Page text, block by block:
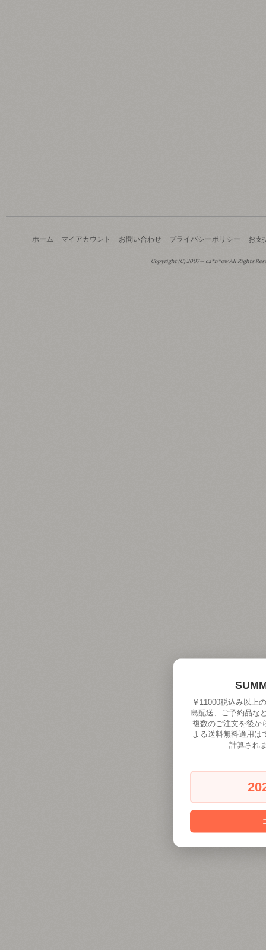
ホーム マイアカウント お問い合わせ プライバシーポリシー お支
Copyright (C) 2007～ ca*n*ow All Rights
￥11000税込み以上
島配送、ご予約品な
複数のご注文を後か
よる送料無料適用は
計算され